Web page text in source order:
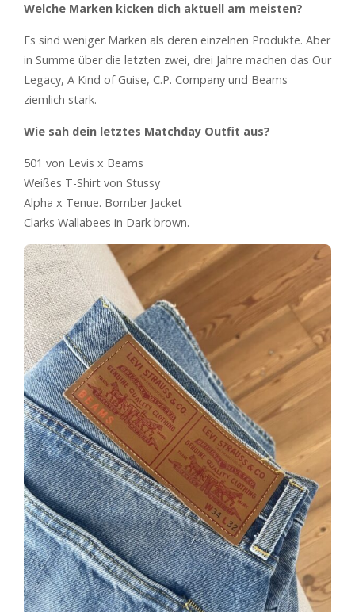
Welche Marken kicken dich aktuell am meisten?
Es sind weniger Marken als deren einzelnen Produkte. Aber
in Summe über die letzten zwei, drei Jahre machen das Our
Legacy, A Kind of Guise, C.P. Company und Beams
ziemlich stark.
Wie sah dein letztes Matchday Outfit aus?
501 von Levis x Beams
Weißes T-Shirt von Stussy
Alpha x Tenue. Bomber Jacket
Clarks Wallabees in Dark brown.